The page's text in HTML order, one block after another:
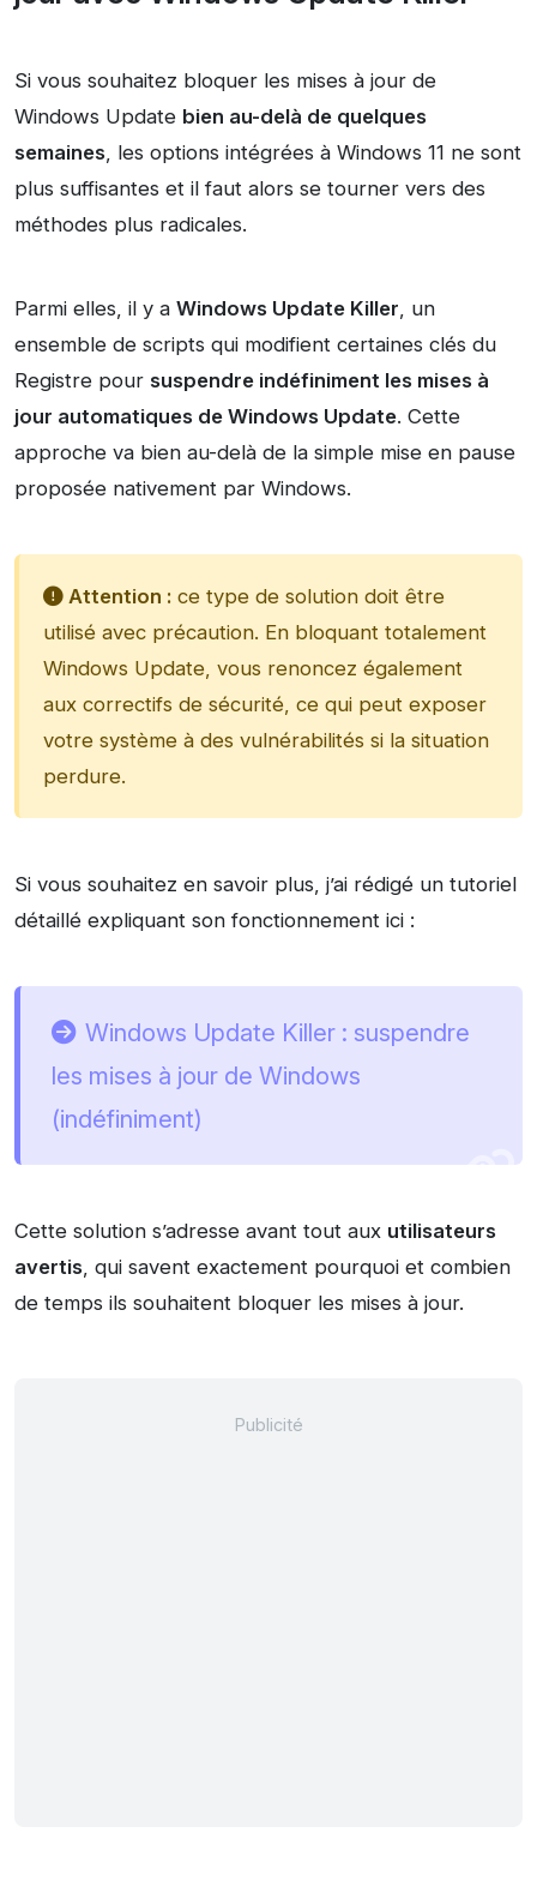
Si vous souhaitez bloquer les mises à jour de
Windows Update bien au-delà de quelques
semaines , les options intégrées à Windows 11 ne sont
plus suffisantes et il faut alors se tourner vers des
méthodes plus radicales.
Parmi elles, il y a Windows Update Killer , un
ensemble de scripts qui modifient certaines clés du
Registre pour suspendre indéfiniment les mises à
jour automatiques de Windows Update. Cette
approche va bien au-delà de la simple mise en pause
proposée nativement par Windows.
Attention : ce type de solution doit être
utilisé avec précaution. En bloquant totalement
Windows Update, vous renoncez également
aux correctifs de sécurité, ce qui peut exposer
votre système à des vulnérabilités si la situation
perdure.
Si vous souhaitez en savoir plus, j’ai rédigé un tutoriel
détaillé expliquant son fonctionnement ici :
Windows Update Killer : suspendre
les mises à jour de Windows
(indéfiniment)
Cette solution s’adresse avant tout aux utilisateurs
avertis, qui savent exactement pourquoi et combien
de temps ils souhaitent bloquer les mises à jour.